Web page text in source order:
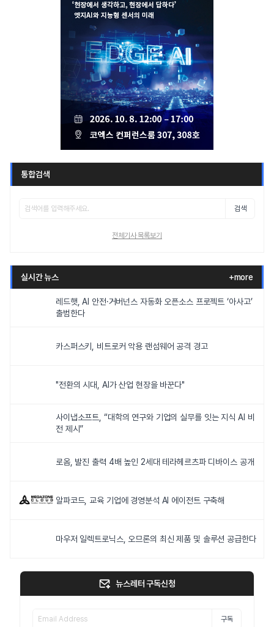
통합검색
검색
전체기사 목록보기
실시간 뉴스 +more
레드햇, AI 안전·거버넌스 자동화 오픈소스 프로젝트 ‘아사고’
출범한다
카스퍼스키, 비트로커 악용 랜섬웨어 공격 경고
"전환의 시대, AI가 산업 현장을 바꾼다"
사이냅소프트, “대학의 연구와 기업의 실무를 잇는 지식 AI 비
전 제시”
로옴, 발진 출력 4배 높인 2세대 테라헤르츠파 디바이스 공개
알파코드, 교육 기업에 경영분석 AI 에이전트 구축해
마우저 일렉트로닉스, 오므론의 최신 제품 및 솔루션 공급한다
뉴스레터 구독신청
구독